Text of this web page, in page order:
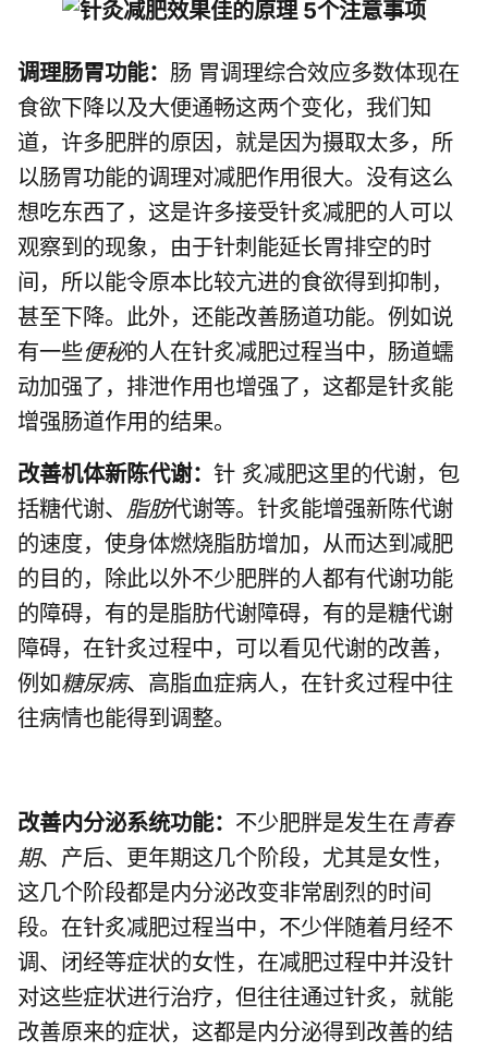
调理肠胃功能： 肠 胃调理综合效应多数体现在
食欲下降以及大便通畅这两个变化，我们知
道，许多肥胖的原因，就是因为摄取太多，所
以肠胃功能的调理对减肥作用很大。没有这么
想吃东西了，这是许多接受针炙减肥的人可以
观察到的现象，由于针刺能延长胃排空的时
间，所以能令原本比较亢进的食欲得到抑制，
甚至下降。此外，还能改善肠道功能。例如说
有一些便秘的人在针炙减肥过程当中，肠道蠕
动加强了，排泄作用也增强了，这都是针炙能
增强肠道作用的结果。
改善机体新陈代谢： 针 炙减肥这里的代谢，包
括糖代谢、 脂肪代谢等。针炙能增强新陈代谢
的速度，使身体燃烧脂肪增加，从而达到减肥
的目的，除此以外不少肥胖的人都有代谢功能
的障碍，有的是脂肪代谢障碍，有的是糖代谢
障碍，在针炙过程中，可以看见代谢的改善，
例如糖尿病、高脂血症病人，在针炙过程中往
往病情也能得到调整。
改善内分泌系统功能： 不少肥胖是发生在青春
期、产后、更年期这几个阶段，尤其是女性，
这几个阶段都是内分泌改变非常剧烈的时间
段。在针炙减肥过程当中，不少伴随着月经不
调、闭经等症状的女性，在减肥过程中并没针
对这些症状进行治疗，但往往通过针炙，就能
改善原来的症状，这都是内分泌得到改善的结